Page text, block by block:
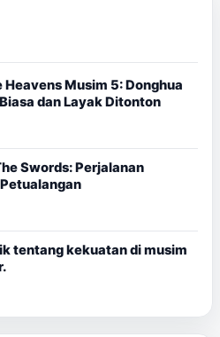
Musim 5: Donghua
dan Layak Ditonton
Swords: Perjalanan
tentang kekuatan di musim